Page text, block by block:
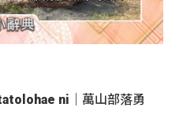
tatolohae ni｜萬山部落勇